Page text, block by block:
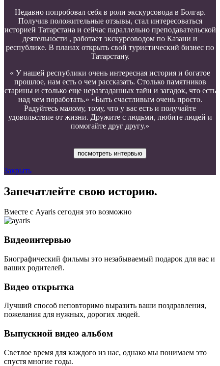
Недавно попробовал себя в роли экскурсовода в Болгар.
Получив положительные отзывы, стал интересоваться
историей Татарстана и сейчас параллельно преподавательской
деятельности , работает экскурсоводом по Казани и
республике. В планах открыть свой туристический бизнес по
Татарстану.
« У нашей республики очень интересная история и богатое
прошлое, нам есть о чем рассказать. Столько памятников
старины и столько еще неразгаданных тайн и загадок, что есть
над чем поработать.» «Быть счастливым очень просто.
Радуйтесь малому, тому, что у вас есть и получайте
удовольствие от жизни. Дружите с людьми, любите людей и
помогайте друг другу.»
посмотреть интервью
Закрыть
Запечатлейте свою историю.
Вместе с Ayaris сегодня это возможно
Видеоинтервью
Биографический фильмы это незабываемый подарок для вас и
ваших родителей.
Видео открытка
Лучший способ неповторимо выразить ваши поздравления,
пожелания для нужных, дорогих людей.
Выпускной видео альбом
Светлое время для каждого из нас, однако мы понимаем это
спустя многие годы.